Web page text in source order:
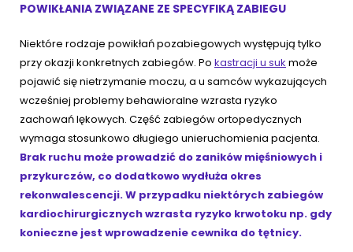
POWIKŁANIA ZWIĄZANE ZE SPECYFIKĄ ZABIEGU
Niektóre rodzaje powikłań pozabiegowych występują tylko
przy okazji konkretnych zabiegów. Po kastracji u suk może
pojawić się nietrzymanie moczu, a u samców wykazujących
wcześniej problemy behawioralne wzrasta ryzyko
zachowań lękowych. Część zabiegów ortopedycznych
wymaga stosunkowo długiego unieruchomienia pacjenta.
Brak ruchu może prowadzić do zaników mięśniowych i
przykurczów, co dodatkowo wydłuża okres
rekonwalescencji. W przypadku niektórych zabiegów
kardiochirurgicznych wzrasta ryzyko krwotoku np. gdy
konieczne jest wprowadzenie cewnika do tętnicy.